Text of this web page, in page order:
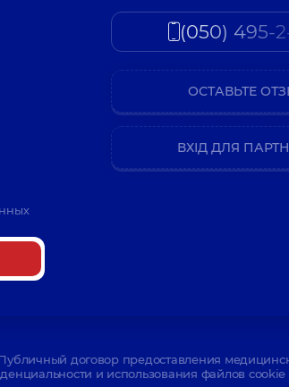
(050) 495-
ОСТАВЬТЕ
ВХІД ДЛЯ
договор предоставления
и использования файлов cookie